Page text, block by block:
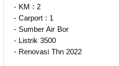
- KM : 2
- Carport : 1
- Sumber Air Bor
- Listrik 3500
- Renovasi Thn 2022